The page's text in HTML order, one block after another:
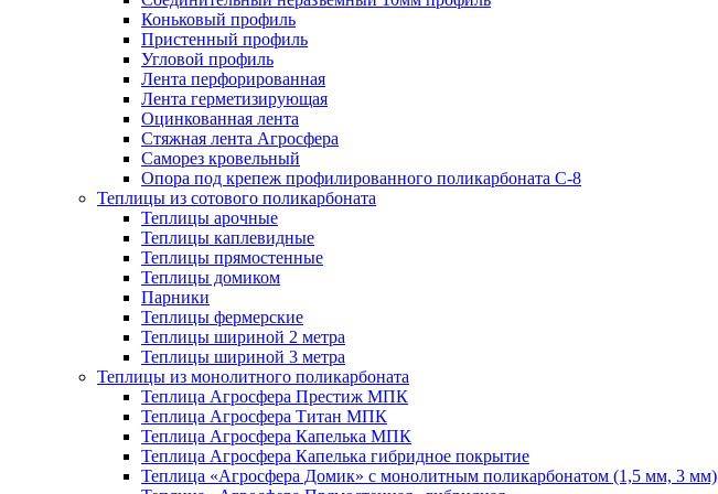
Коньковый профиль
Пристенный профиль
Угловой профиль
Лента перфорированная
Лента герметизирующая
Оцинкованная лента
Стяжная лента Агросфера
Саморез кровельный
Опора под крепеж профилированного поликарбоната С-8
Теплицы из сотового поликарбоната
Теплицы арочные
Теплицы каплевидные
Теплицы прямостенные
Теплицы домиком
Парники
Теплицы фермерские
Теплицы шириной 2 метра
Теплицы шириной 3 метра
Теплицы из монолитного поликарбоната
Теплица Агросфера Престиж МПК
Теплица Агросфера Титан МПК
Теплица Агросфера Капелька МПК
Теплица Агросфера Капелька гибридное покрытие
Теплица «Агросфера Домик» с монолитным поликарбонатом (1,5 мм, 3 мм)